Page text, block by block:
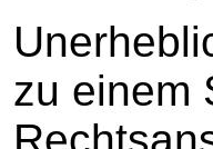
zu einem